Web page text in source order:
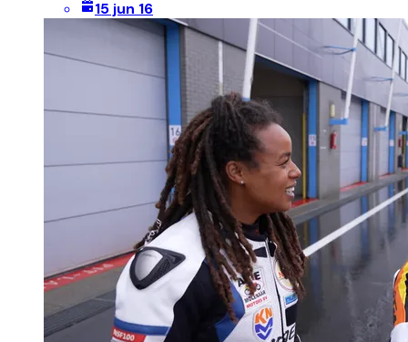
15 jun 16